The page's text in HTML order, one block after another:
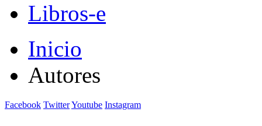
Libros-e
Inicio
Autores
Facebook TwitterYoutube Instagram